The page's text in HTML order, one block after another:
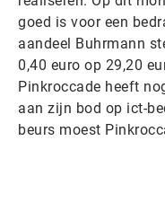
goed is voor een
aandeel Buhrmann
0,40 euro op 29,20
Pinkroccade heeft
aan zijn bod op ict-
beurs moest